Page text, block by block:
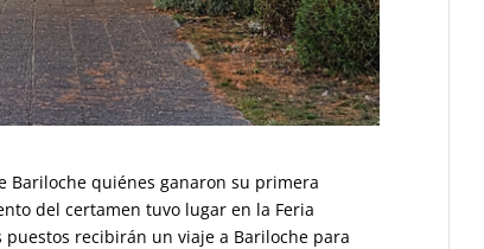
Bariloche quiénes ganaron su primera
del certamen tuvo lugar en la Feria
recibirán un viaje a Bariloche para